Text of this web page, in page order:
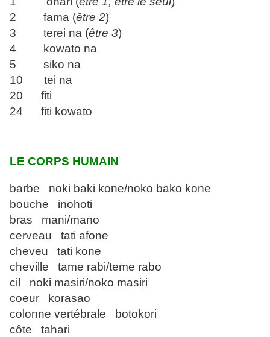
2 fama (être 2)
3 terei na (être 3)
4 kowato na
5 siko na
10 tei na
20 fiti
24 fiti kowato
LE CORPS HUMAIN
barbe noki baki kone/noko bako kone
bouche inohoti
bras mani/mano
cerveau tati afone
cheveu tati kone
cheville tame rabi/teme rabo
cil noki masiri/noko masiri
coeur korasao
colonne vertébrale botokori
côte tahari